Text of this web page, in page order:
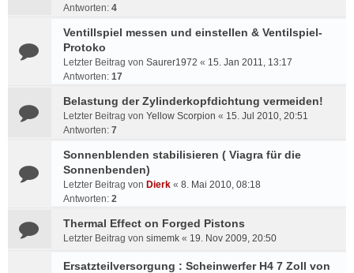
Antworten: 4
Ventillspiel messen und einstellen & Ventilspiel-
Protoko
Letzter Beitrag von Saurer1972 « 15. Jan 2011, 13:17
Antworten: 17
Belastung der Zylinderkopfdichtung vermeiden!
Letzter Beitrag von Yellow Scorpion « 15. Jul 2010, 20:51
Antworten: 7
Sonnenblenden stabilisieren ( Viagra für die
Sonnenbenden)
Letzter Beitrag von Dierk « 8. Mai 2010, 08:18
Antworten: 2
Thermal Effect on Forged Pistons
Letzter Beitrag von simemk « 19. Nov 2009, 20:50
Ersatzteilversorgung : Scheinwerfer H4 7 Zoll von